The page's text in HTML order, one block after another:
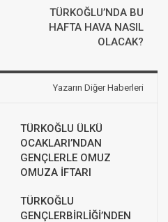
TÜRKOĞLU’NDA BU
HAFTA HAVA NASIL
OLACAK?
Yazarın Diğer Haberleri
TÜRKOĞLU ÜLKÜ
OCAKLARI’NDAN
GENÇLERLE OMUZ
OMUZA İFTARI
TÜRKOĞLU
GENÇLERBİRLİĞİ’NDEN